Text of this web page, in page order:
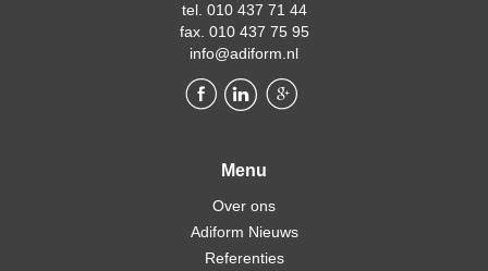
tel. 010 437 71 44
fax. 010 437 75 95
info@adiform.nl
Menu
Over ons
Adiform Nieuws
Referenties